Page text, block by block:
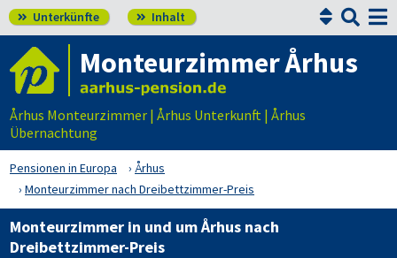
 Unterkünfte  Inhalt 

Monteurzimmer Århus
Århus Monteurzimmer | Århus Unterkunft | Århus
Übernachtung
Pensionen in Europa
Århus
Monteurzimmer nach Dreibettzimmer-Preis
Monteurzimmer in und um Århus nach
Dreibettzimmer-Preis